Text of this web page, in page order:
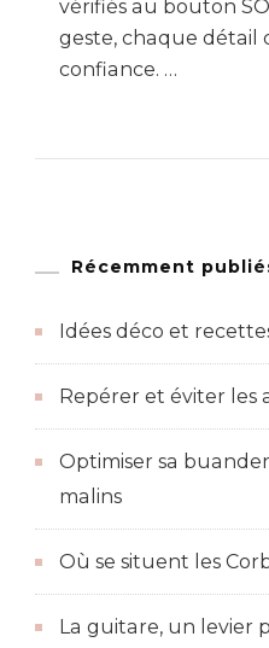
vérifiés au bouton
geste, chaque détail
confiance. …
Récemment
Idées déco et
Repérer et éviter les
Optimiser sa
malins
Où se situent les
La guitare, un levier